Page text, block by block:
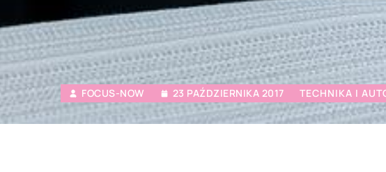
FOCUS-NOW 23 PAŹDZIERNIKA 2017 TECHNIKA I